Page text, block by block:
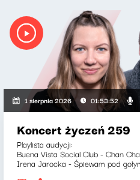
Wnorowska
1 sierpnia 2026 01:53:52
Koncert życzeń 259
Playlista audycji:
Buena Vista Social Club - Chan
Irena Jarocka - Śpiewam pod